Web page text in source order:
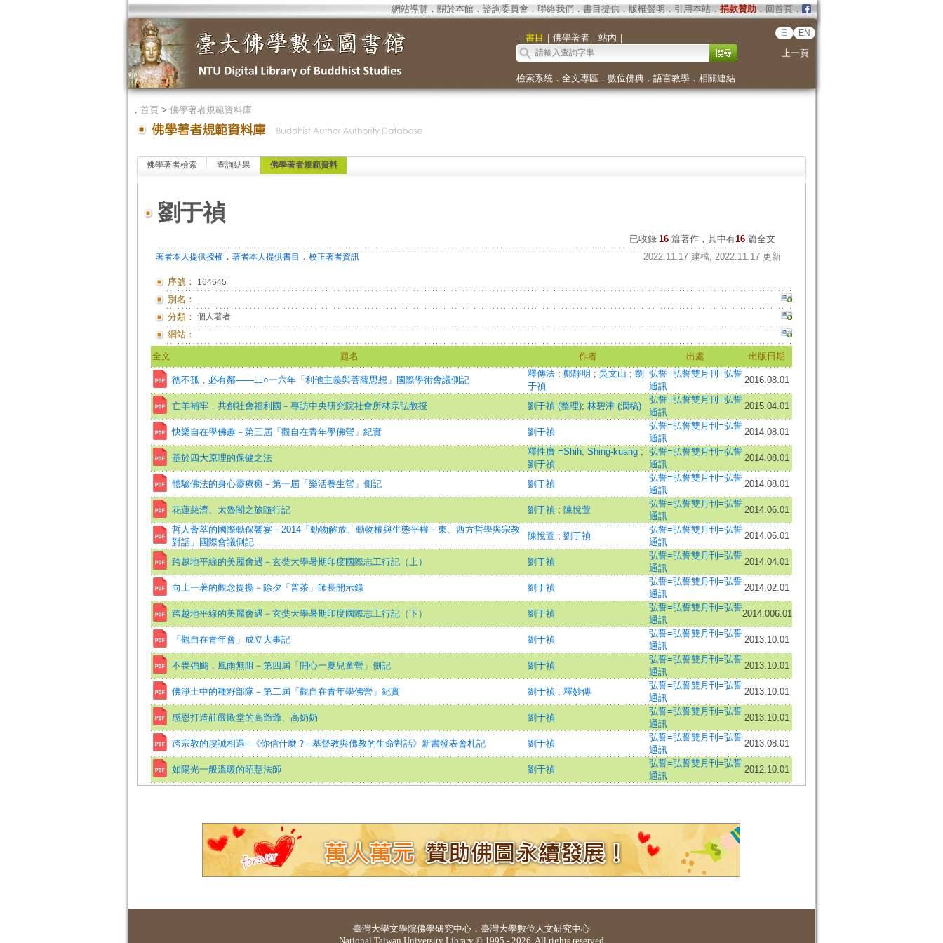
網站導覽 ． 關於本館． 諮詢委員會． 聯絡我們 ． 書目提供． 版權聲明 ． 引用本站． 捐款贊助．回首頁．
｜ 書目 ｜ 佛學著者｜ 站內 ｜ 日 EN
上一頁
檢索系統． 全文專區 ． 數位佛典． 語言教學． 相關連結
． 首頁> 佛學著者規範資料庫
佛學著者檢索 查詢結果 佛學著者規範資料
劉于禎
已收錄 16 篇著作，其中有16篇全文
著者本人提供授權． 著者本人提供書目 ． 校正著者資訊 2022.11.17 建檔, 2022.11.17 更新
序號： 164645
別名：
分類： 個人著者
網站：
全文 題名 作者 出處 出版日期
德不孤，必有鄰——二○一六年「利他主義與菩薩思想」國際學術會議側記
釋傳法 ; 鄭靜明 ; 吳文山 ; 劉
于禎
弘誓=弘誓雙月刊=弘誓
通訊
2016.08.01
亡羊補牢，共創社會福利國－專訪中央研究院社會所林宗弘教授 劉于禎 (整理); 林碧津 (潤稿)
弘誓=弘誓雙月刊=弘誓
通訊
2015.04.01
快樂自在學佛趣－第三屆「觀自在青年學佛營」紀實 劉于禎
弘誓=弘誓雙月刊=弘誓
通訊
2014.08.01
基於四大原理的保健之法
釋性廣 =Shih, Shing-kuang ;
劉于禎
弘誓=弘誓雙月刊=弘誓
通訊
2014.08.01
體驗佛法的身心靈療癒－第一屆「樂活養生營」側記 劉于禎
弘誓=弘誓雙月刊=弘誓
通訊
2014.08.01
花蓮慈濟、太魯閣之旅隨行記 劉于禎 ; 陳悅萱
弘誓=弘誓雙月刊=弘誓
通訊
2014.06.01
哲人薈萃的國際動保饗宴－2014「動物解放、動物權與生態平權－東、西方哲學與宗教
對話」國際會議側記
陳悅萱 ; 劉于禎
弘誓=弘誓雙月刊=弘誓
通訊
2014.06.01
跨越地平線的美麗會遇－玄奘大學暑期印度國際志工行記（上） 劉于禎
弘誓=弘誓雙月刊=弘誓
通訊
2014.04.01
向上一著的觀念提撕－除夕「普茶」師長開示錄 劉于禎
弘誓=弘誓雙月刊=弘誓
通訊
2014.02.01
跨越地平線的美麗會遇－玄奘大學暑期印度國際志工行記（下） 劉于禎
弘誓=弘誓雙月刊=弘誓
通訊
2014.006.01
「觀自在青年會」成立大事記 劉于禎
弘誓=弘誓雙月刊=弘誓
通訊
2013.10.01
不畏強颱，風雨無阻－第四屆「開心一夏兒童營」側記 劉于禎
弘誓=弘誓雙月刊=弘誓
通訊
2013.10.01
佛淨土中的種籽部隊－第二屆「觀自在青年學佛營」紀實 劉于禎 ; 釋妙傳
弘誓=弘誓雙月刊=弘誓
通訊
2013.10.01
感恩打造莊嚴殿堂的高爺爺、高奶奶 劉于禎
弘誓=弘誓雙月刊=弘誓
通訊
2013.10.01
跨宗教的虔誠相遇─《你信什麼？─基督教與佛教的生命對話》新書發表會札記 劉于禎
弘誓=弘誓雙月刊=弘誓
通訊
2013.08.01
如陽光一般溫暖的昭慧法師 劉于禎
弘誓=弘誓雙月刊=弘誓
通訊
2012.10.01
臺灣大學文學院佛學研究中心 ． 臺灣大學數位人文研究中心
National Taiwan University Library © 1995 - 2026. All rights reserved